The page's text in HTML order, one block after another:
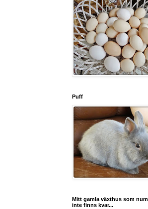
Puff
Mitt gamla växthus som
inte finns kvar...